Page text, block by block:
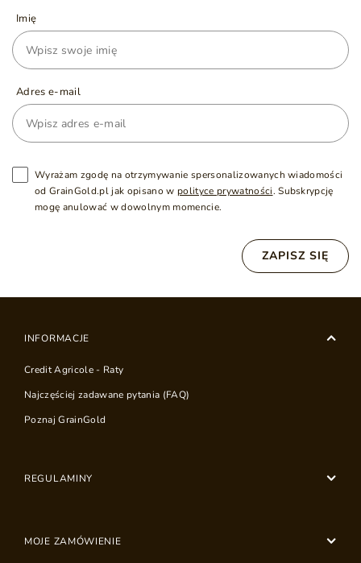
Imię
Adres e-mail
Wyrażam zgodę na otrzymywanie spersonalizowanych wiadomości
od GrainGold.pl jak opisano w polityce prywatności. Subskrypcję
mogę anulować w dowolnym momencie.
ZAPISZ SIĘ
INFORMACJE
Credit Agricole - Raty
Najczęściej zadawane pytania (FAQ)
Poznaj GrainGold
REGULAMINY
MOJE ZAMÓWIENIE